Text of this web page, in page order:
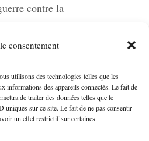
consentement
utilisons des technologies telles que les
informations des appareils connectés. Le fait de
de traiter des données telles que le
uniques sur ce site. Le fait de ne pas consentir
un effet restrictif sur certaines
contre la
,Corée du Sud
Dublin,échinoderme,Élysée,
Haryana,États-Unis,
FAC,Food and drug